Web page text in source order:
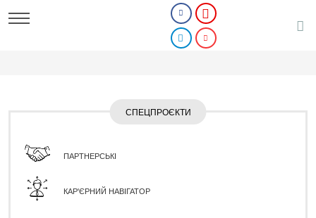
СПЕЦПРОЄКТИ
ПАРТНЕРСЬКІ
КАР'ЄРНИЙ НАВІГАТОР